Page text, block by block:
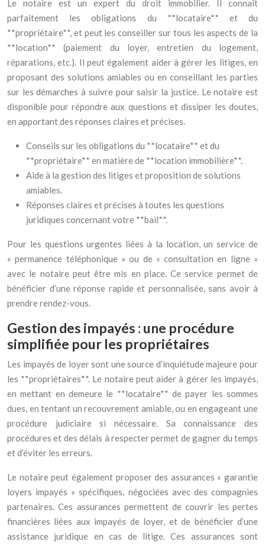
Le notaire est un expert du droit immobilier. Il connaît
parfaitement les obligations du **locataire** et du
**propriétaire**, et peut les conseiller sur tous les aspects de la
**location** (paiement du loyer, entretien du logement,
réparations, etc.). Il peut également aider à gérer les litiges, en
proposant des solutions amiables ou en conseillant les parties
sur les démarches à suivre pour saisir la justice. Le notaire est
disponible pour répondre aux questions et dissiper les doutes,
en apportant des réponses claires et précises.
Conseils sur les obligations du **locataire** et du
**propriétaire** en matière de **location immobilière**.
Aide à la gestion des litiges et proposition de solutions
amiables.
Réponses claires et précises à toutes les questions
juridiques concernant votre **bail**.
Pour les questions urgentes liées à la location, un service de
« permanence téléphonique » ou de « consultation en ligne »
avec le notaire peut être mis en place. Ce service permet de
bénéficier d’une réponse rapide et personnalisée, sans avoir à
prendre rendez-vous.
Gestion des impayés : une procédure
simplifiée pour les propriétaires
Les impayés de loyer sont une source d’inquiétude majeure pour
les **propriétaires**. Le notaire peut aider à gérer les impayés,
en mettant en demeure le **locataire** de payer les sommes
dues, en tentant un recouvrement amiable, ou en engageant une
procédure judiciaire si nécessaire. Sa connaissance des
procédures et des délais à respecter permet de gagner du temps
et d’éviter les erreurs.
Le notaire peut également proposer des assurances « garantie
loyers impayés » spécifiques, négociées avec des compagnies
partenaires. Ces assurances permettent de couvrir les pertes
financières liées aux impayés de loyer, et de bénéficier d’une
assistance juridique en cas de litige. Ces assurances sont